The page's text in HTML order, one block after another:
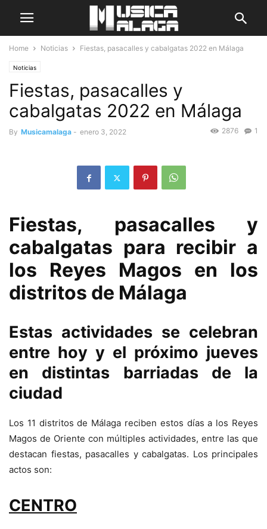
Home Noticias Fiestas, pasacalles y cabalgatas 2022 en Málaga
Noticias
Fiestas, pasacalles y
cabalgatas 2022 en Málaga
By Musicamalaga - enero 3, 2022 1
2876
Fiestas, pasacalles y
cabalgatas para recibir a
los Reyes Magos en los
distritos de Málaga
Estas actividades se celebran
entre hoy y el próximo jueves
en distintas barriadas de la
ciudad
Los 11 distritos de Málaga reciben estos días a los Reyes
Magos de Oriente con múltiples actividades, entre las que
destacan fiestas, pasacalles y cabalgatas. Los principales
actos son:
CENTRO